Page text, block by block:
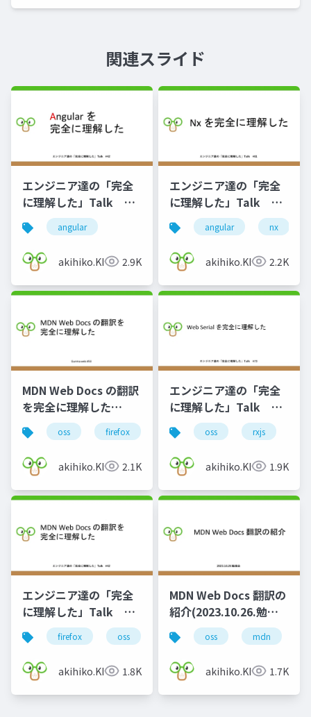
関連スライド
エンジニア達の「完全
に理解した」Talk
#52
angular
akihiko.KIgure2.9K
エンジニア達の「完全
に理解した」Talk
#61
angular nx
akihiko.KIgure2.2K
MDN Web Docs の翻訳
を完全に理解した
Gunma.web #50
oss firefox mdn
akihiko.KIgure2.1K
エンジニア達の「完全
に理解した」Talk
#73
oss rxjs
akihiko.KIgure1.9K
エンジニア達の「完全
に理解した」Talk
#42
firefox oss mdn
akihiko.KIgure1.8K
MDN Web Docs 翻訳の
紹介(2023.10.26.勉強
会)
oss mdn
akihiko.KIgure1.7K